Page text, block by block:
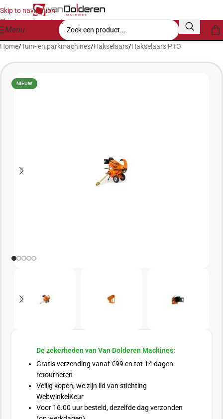
Skip to navigation
Skip to main content
Menu
Home/Tuin- en parkmachines/Hakselaars/Hakselaars PTO
NIEUW
De zekerheden van Van Dolderen Machines:
Gratis verzending vanaf €99 en tot 14 dagen
retourneren
Veilig kopen, we zijn lid van stichting
WebwinkelKeur
Voor 16.00 uur besteld, dezelfde dag verzonden